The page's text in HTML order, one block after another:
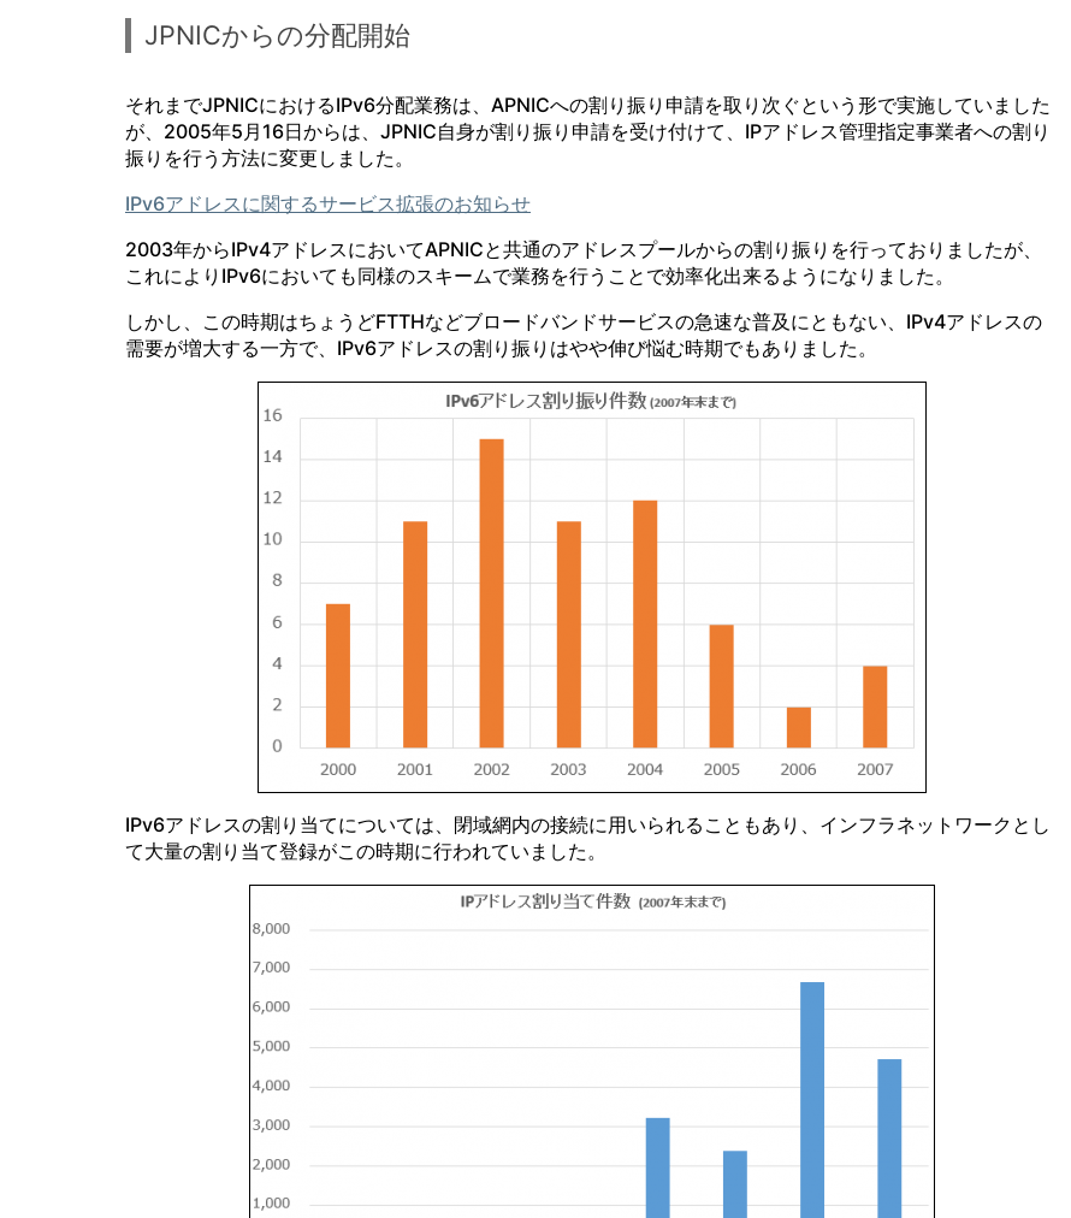
JPNICからの分配開始
それまでJPNICにおけるIPv6分配業務は、APNICへの割り振り申請を取り次ぐという形で実施していました
が、2005年5月16日からは、JPNIC自身が割り振り申請を受け付けて、IPアドレス管理指定事業者への割り
振りを行う方法に変更しました。
IPv6アドレスに関するサービス拡張のお知らせ
2003年からIPv4アドレスにおいてAPNICと共通のアドレスプールからの割り振りを行っておりましたが、
これによりIPv6においても同様のスキームで業務を行うことで効率化出来るようになりました。
しかし、この時期はちょうどFTTHなどブロードバンドサービスの急速な普及にともない、IPv4アドレスの
需要が増大する一方で、IPv6アドレスの割り振りはやや伸び悩む時期でもありました。
IPv6アドレスの割り当てについては、閉域網内の接続に用いられることもあり、インフラネットワークとし
て大量の割り当て登録がこの時期に行われていました。